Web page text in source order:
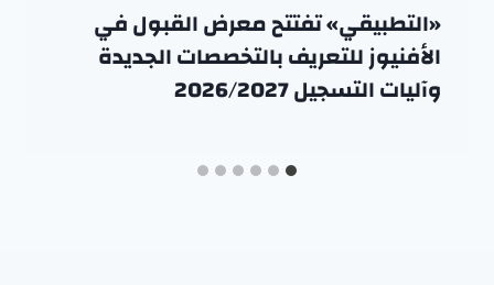
«التطبيقي» تفتتح معرض القبول في
الأفنيوز للتعريف بالتخصصات الجديدة
وآليات التسجيل 2026/2027